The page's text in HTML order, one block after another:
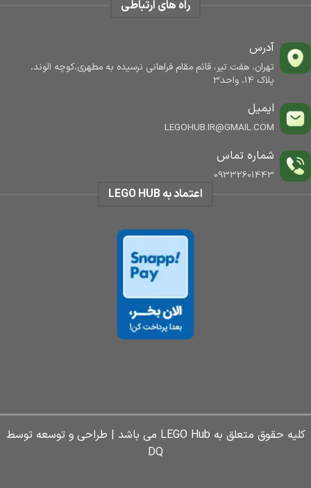
راه های ارتباطی
آدرس
تهران، هفت تیر، قائم مقام فراهانی نرسیده به مطهری،کوچه الوند،
پلاک 14، واحد3
ایمیل
LEGOHUB.IR@GMAIL.COM
شماره تماس
09332601443
اعتماد به LEGO HUB
کلیه حقوق متعلق به LEGO Hub می باشد | طراحی و توسعه توسط
DQ